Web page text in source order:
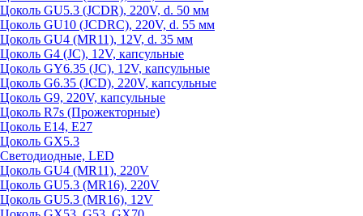
Цоколь GU5.3 (JCDR), 220V, d. 50 мм
Цоколь GU10 (JCDRC), 220V, d. 55 мм
Цоколь GU4 (MR11), 12V, d. 35 мм
Цоколь G4 (JC), 12V, капсульные
Цоколь GY6.35 (JC), 12V, капсульные
Цоколь G6.35 (JCD), 220V, капсульные
Цоколь G9, 220V, капсульные
Цоколь R7s (Прожекторные)
Цоколь E14, E27
Цоколь GX5.3
Светодиодные, LED
Цоколь GU4 (MR11), 220V
Цоколь GU5.3 (MR16), 220V
Цоколь GU5.3 (MR16), 12V